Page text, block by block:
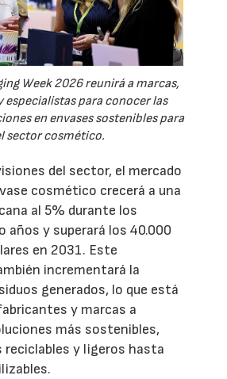
Week 2026 reunirá a marcas,
especialistas para conocer las
en envases sostenibles para
sector cosmético.
del sector, el mercado
cosmético crecerá a una
al 5% durante los
años y superará los 40.000
en 2031. Este
incrementará la
generados, lo que está
y marcas a
más sostenibles,
reciclables y ligeros hasta